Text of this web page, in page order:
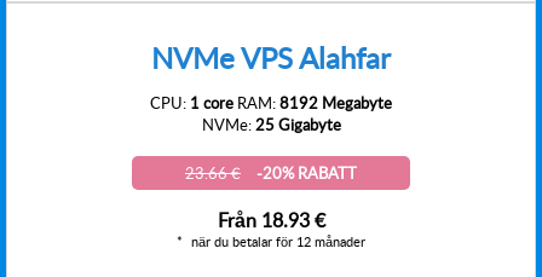
NVMe VPS Alahfar
CPU: 1 core RAM:8192 Megabyte
NVMe:25 Gigabyte
23.66 € -20% RABATT
Från 18.93 €
när du betalar för 12 månader